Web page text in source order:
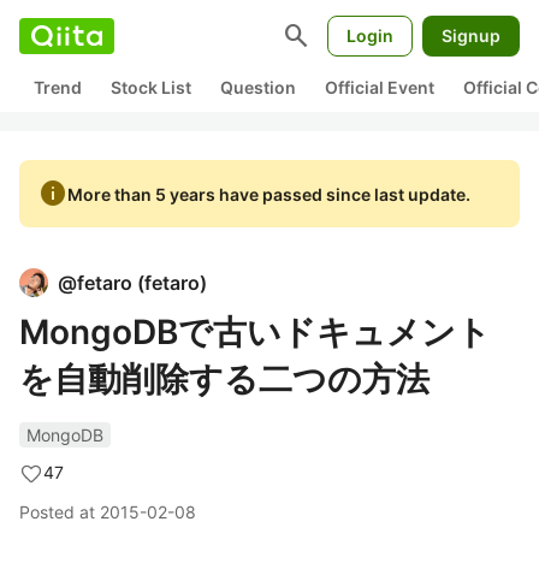
search Login Signup
Trend Stock List Question Official Event Official
infoMore than 5 years have passed since last update.
@fetaro (fetaro)
MongoDBで古いドキュメント
を自動削除する二つの方法
MongoDB
47
Posted at 2015-02-08